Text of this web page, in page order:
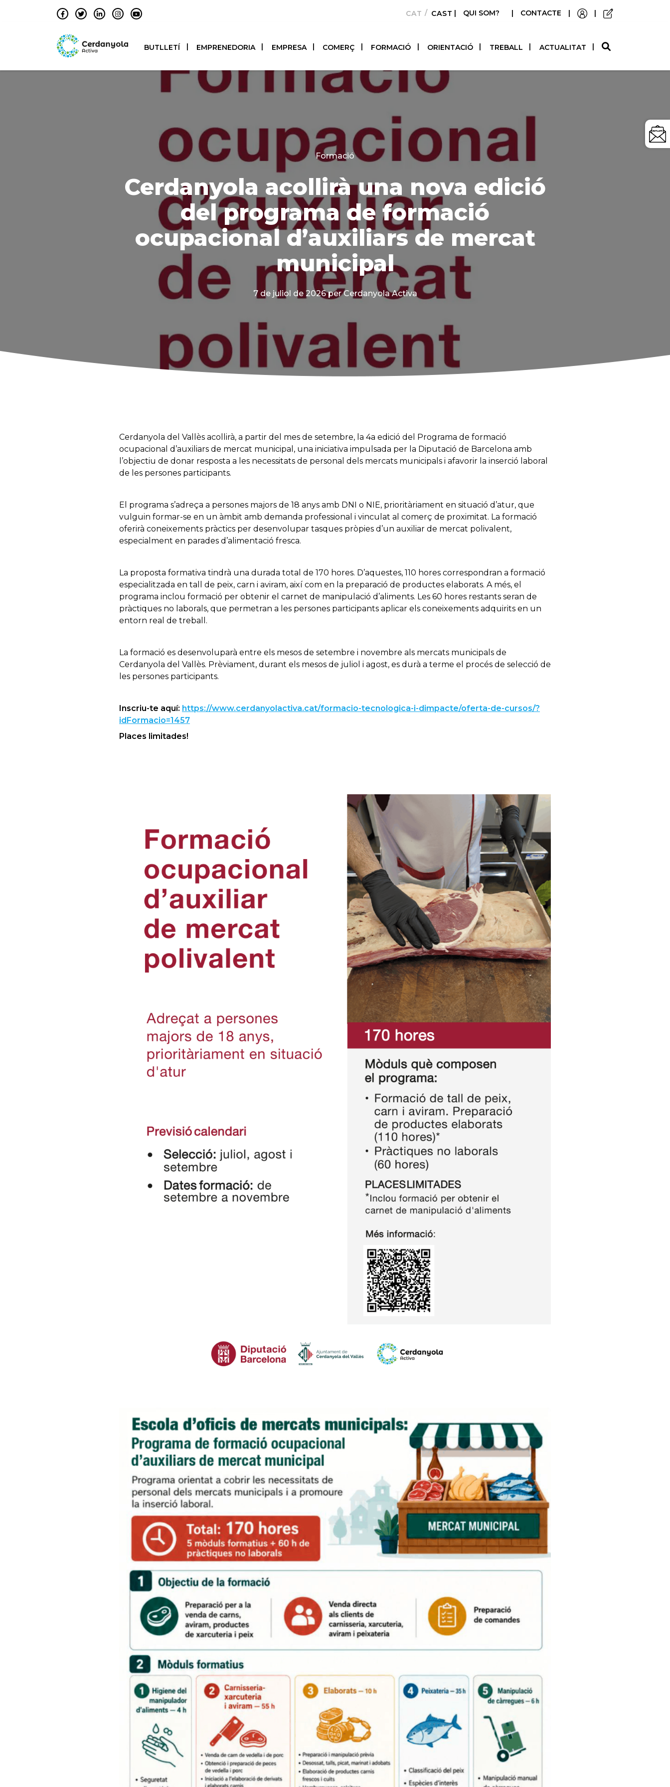
CATALÀCASTELLANO
| QUI SOM? | CONTACTE | |
BUTLLETÍ EMPRENEDORIA EMPRESA COMERÇ FORMACIÓ ORIENTACIÓ TREBALL ACTUALITAT
Categories
Formació
Cerdanyola acollirà una nova edició
del programa de formació
ocupacional d’auxiliars de mercat
municipal
7 de juliol de 2026 per Cerdanyola Activa
Cerdanyola del Vallès acollirà, a partir del mes de setembre, la 4a edició del Programa de formació
ocupacional d’auxiliars de mercat municipal, una iniciativa impulsada per la Diputació de Barcelona amb
l’objectiu de donar resposta a les necessitats de personal dels mercats municipals i afavorir la inserció laboral
de les persones participants.
El programa s’adreça a persones majors de 18 anys amb DNI o NIE, prioritàriament en situació d’atur, que
vulguin formar-se en un àmbit amb demanda professional i vinculat al comerç de proximitat. La formació
oferirà coneixements pràctics per desenvolupar tasques pròpies d’un auxiliar de mercat polivalent,
especialment en parades d’alimentació fresca.
La proposta formativa tindrà una durada total de 170 hores. D’aquestes, 110 hores correspondran a formació
especialitzada en tall de peix, carn i aviram, així com en la preparació de productes elaborats. A més, el
programa inclou formació per obtenir el carnet de manipulació d’aliments. Les 60 hores restants seran de
pràctiques no laborals, que permetran a les persones participants aplicar els coneixements adquirits en un
entorn real de treball.
La formació es desenvoluparà entre els mesos de setembre i novembre als mercats municipals de
Cerdanyola del Vallès. Prèviament, durant els mesos de juliol i agost, es durà a terme el procés de selecció de
les persones participants.
Inscriu-te aquí: https://www.cerdanyolactiva.cat/formacio-tecnologica-i-dimpacte/oferta-de-cursos/?
idFormacio=1457
Places limitades!